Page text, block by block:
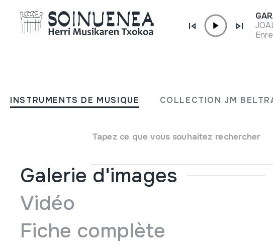
INSTRUMENTS DE MUSIQUE COLLECTION JM
Tapez ce que vous souhaitez rechercher
FIRRINGILA; BOTOIA
Type d'instrument de musique Aérophones ->Libres
Galerie d'images
Vidéo
Fiche complète